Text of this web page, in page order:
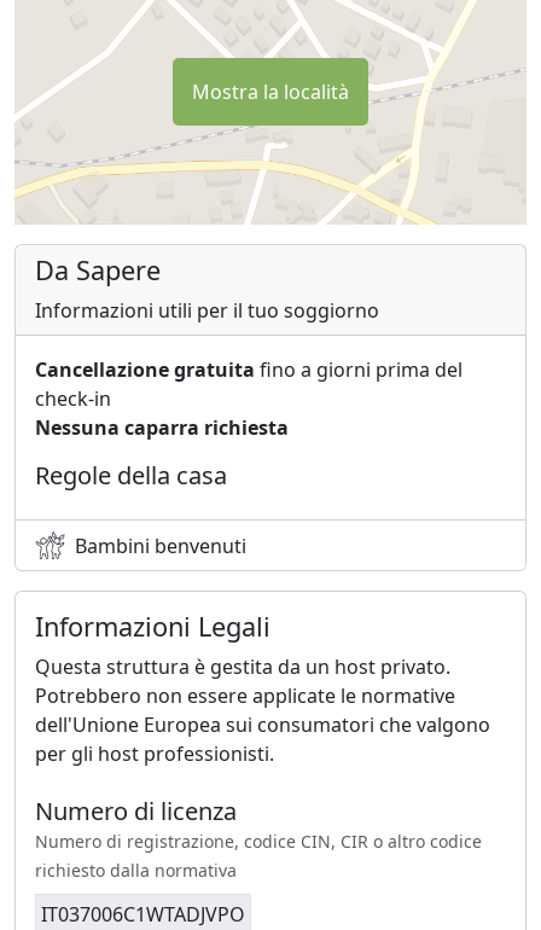
Mostra la località
Da Sapere
Informazioni utili per il tuo soggiorno
Cancellazione gratuita fino a giorni prima del
check-in
Nessuna caparra richiesta
Regole della casa
Bambini benvenuti
Informazioni Legali
Questa struttura è gestita da un host privato.
Potrebbero non essere applicate le normative
dell'Unione Europea sui consumatori che valgono
per gli host professionisti.
Numero di licenza
Numero di registrazione, codice CIN, CIR o altro codice
richiesto dalla normativa
IT037006C1WTADJVPO